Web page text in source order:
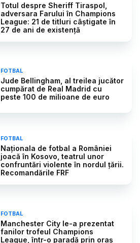
Totul despre Sheriff Tiraspol,
adversara Farului în Champions
League: 21 de titluri câștigate în
27 de ani de existență
FOTBAL
Jude Bellingham, al treilea jucător
cumpărat de Real Madrid cu
peste 100 de milioane de euro
FOTBAL
Naționala de fotbal a României
joacă în Kosovo, teatrul unor
confruntări violente în nordul țării.
Recomandările FRF
FOTBAL
Manchester City le-a prezentat
fanilor trofeul Champions
League, într-o paradă prin oraș